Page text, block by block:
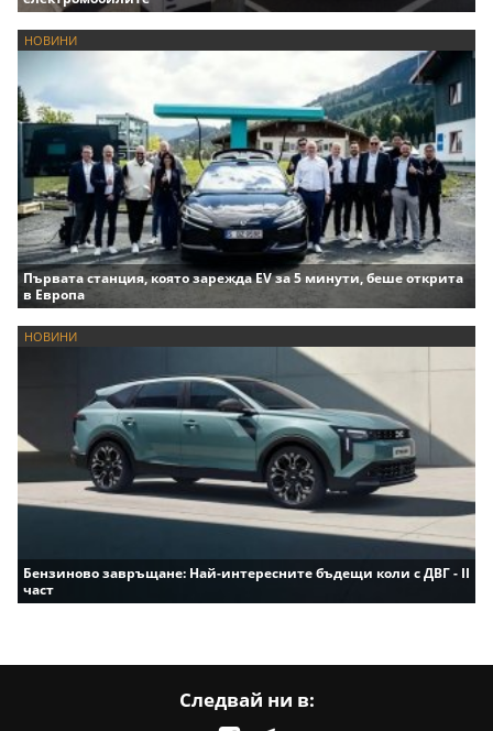
НОВИНИ
Първата станция, която зарежда EV за 5 минути, беше открита
в Европа
НОВИНИ
Бензиново завръщане: Най-интересните бъдещи коли с ДВГ - II
част
Следвай ни в: